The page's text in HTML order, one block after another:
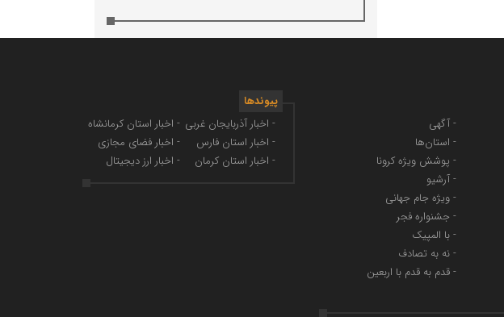
- آگهی
- استان‌ها
- پوشش ویژه کرونا
- آرشیو
- ویژه جام جهانی
- جشنواره فجر
- با المپیک
- نه به تصادف
- قدم به قدم با اربعین
پیوندها
- اخبار آذربایجان غربی
- اخبار استان فارس
- اخبار استان کرمان
- اخبار استان کرمانشاه
- اخبار فضای مجازی
- اخبار ارز دیجیتال